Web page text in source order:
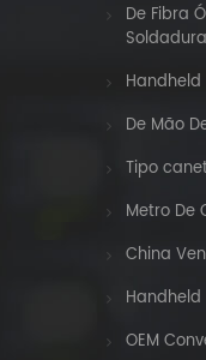
De Fibra
Soldadura
Handheld
De Mão
Tipo
Metro De
China
Handheld
OEM